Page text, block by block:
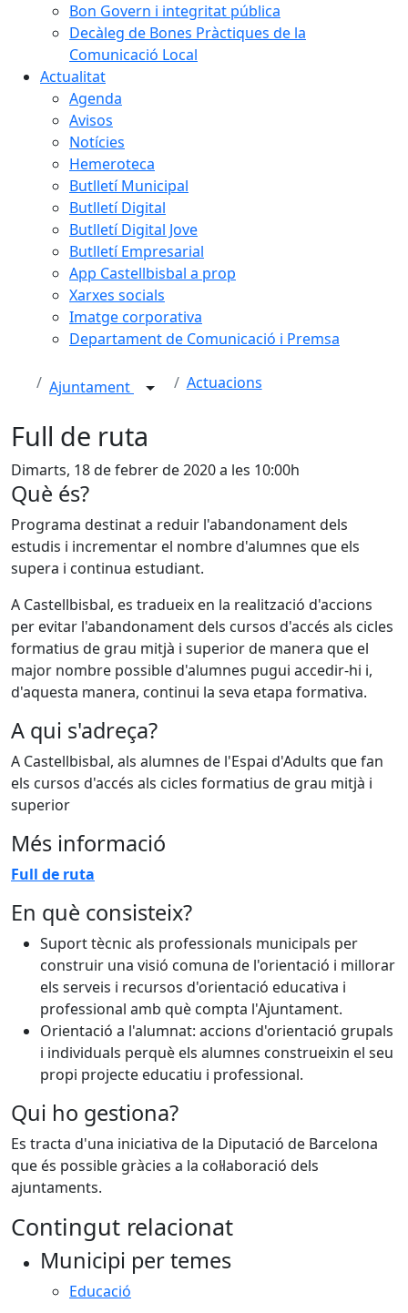
Bon Govern i integritat pública
Decàleg de Bones Pràctiques de la
Comunicació Local
Actualitat
Agenda
Avisos
Notícies
Hemeroteca
Butlletí Municipal
Butlletí Digital
Butlletí Digital Jove
Butlletí Empresarial
App Castellbisbal a prop
Xarxes socials
Imatge corporativa
Departament de Comunicació i Premsa
Ajuntament Actuacions
Full de ruta
Dimarts, 18 de febrer de 2020 a les 10:00h
Què és?
Programa destinat a reduir l'abandonament dels
estudis i incrementar el nombre d'alumnes que els
supera i continua estudiant.
A Castellbisbal, es tradueix en la realització d'accions
per evitar l'abandonament dels cursos d'accés als cicles
formatius de grau mitjà i superior de manera que el
major nombre possible d'alumnes pugui accedir-hi i,
d'aquesta manera, continui la seva etapa formativa.
A qui s'adreça?
A Castellbisbal, als alumnes de l'Espai d'Adults que fan
els cursos d'accés als cicles formatius de grau mitjà i
superior
Més informació
Full de ruta
En què consisteix?
Suport tècnic als professionals municipals per
construir una visió comuna de l'orientació i millorar
els serveis i recursos d'orientació educativa i
professional amb què compta l'Ajuntament.
Orientació a l'alumnat: accions d'orientació grupals
i individuals perquè els alumnes construeixin el seu
propi projecte educatiu i professional.
Qui ho gestiona?
Es tracta d'una iniciativa de la Diputació de Barcelona
que és possible gràcies a la col·laboració dels
ajuntaments.
Contingut relacionat
Municipi per temes
Educació